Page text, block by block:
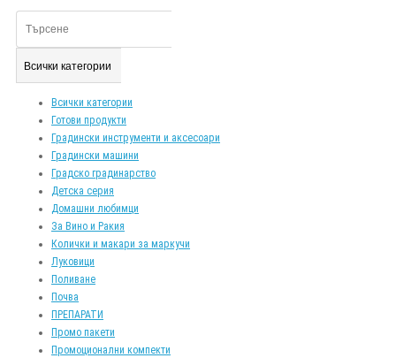
Всички категории
Всички категории
Готови продукти
Градински инструменти и аксесоари
Градински машини
Градско градинарство
Детска серия
Домашни любимци
За Вино и Ракия
Колички и макари за маркучи
Луковици
Поливане
Почва
ПРЕПАРАТИ
Промо пакети
Промоционални компекти